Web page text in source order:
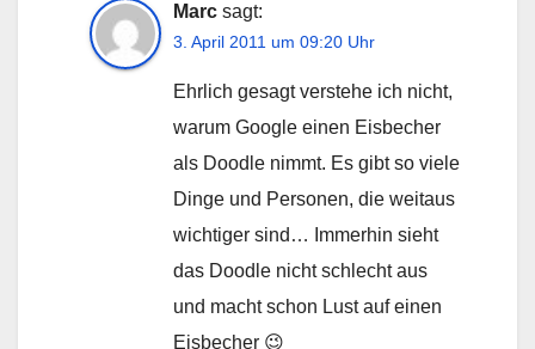
Marc sagt:
3. April 2011 um 09:20 Uhr
Ehrlich gesagt verstehe ich nicht,
warum Google einen Eisbecher
als Doodle nimmt. Es gibt so viele
Dinge und Personen, die weitaus
wichtiger sind… Immerhin sieht
das Doodle nicht schlecht aus
und macht schon Lust auf einen
Eisbecher 😉